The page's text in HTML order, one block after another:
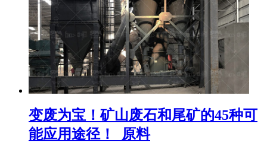
变废为宝！矿山废石和尾矿的45种可
能应用途径！_原料